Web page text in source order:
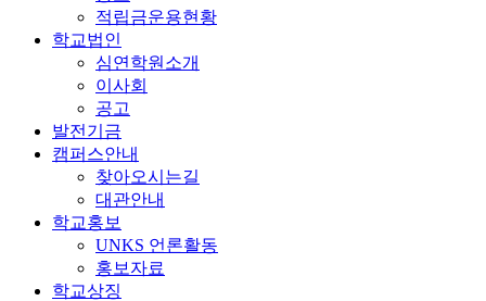
적립금운용현황
학교법인
심연학원소개
이사회
공고
발전기금
캠퍼스안내
찾아오시는길
대관안내
학교홍보
UNKS 언론활동
홍보자료
학교상징